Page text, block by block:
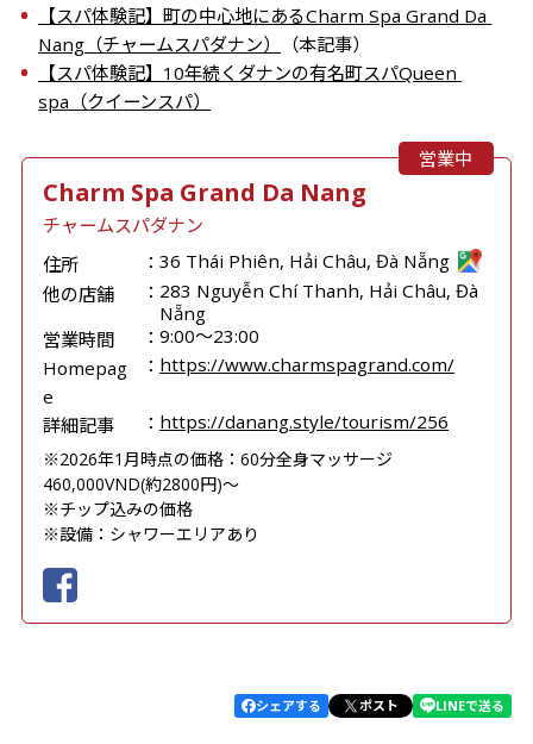
【スパ体験記】町の中心地にあるCharm Spa Grand Da
Nang（チャームスパダナン）
（本記事）
【スパ体験記】10年続くダナンの有名町スパQueen
spa（クイーンスパ）
営業中
Charm Spa Grand Da Nang
チャームスパダナン
住所
36 Thái Phiên, Hải Châu, Đà Nẵng
他の店舗
283 Nguyễn Chí Thanh, Hải Châu, Đà
Nẵng
営業時間
9:00〜23:00
Homepag
e
https://www.charmspagrand.com/
詳細記事 https://danang.style/tourism/256
※2026年1月時点の価格：60分全身マッサージ
460,000VND(約2800円)～
※チップ込みの価格
※設備：シャワーエリアあり
シェアする ポスト LINEで送る